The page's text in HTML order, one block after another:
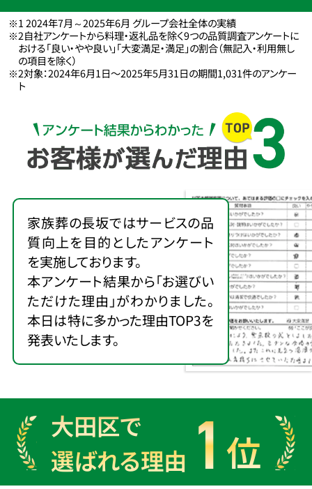
※1 2024年7月～2025年6月 グループ会社全体の実績
※2自社アンケートから料理・返礼品を除く9つの品質調査アンケートに
おける「良い・やや良い」「大変満足・満足」の割合（無記入・利用無し
の項目を除く）
※2対象：2024年6月1日〜2025年5月31日の期間1,031件のアンケー
ト
家族葬の長坂ではサービスの品
質向上を目的としたアンケート
を実施しております。
本アンケート結果から「お選びい
ただけた理由」がわかりました。
本日は特に多かった理由TOP3を
発表いたします。
大田区で
選ばれる理由 1 位